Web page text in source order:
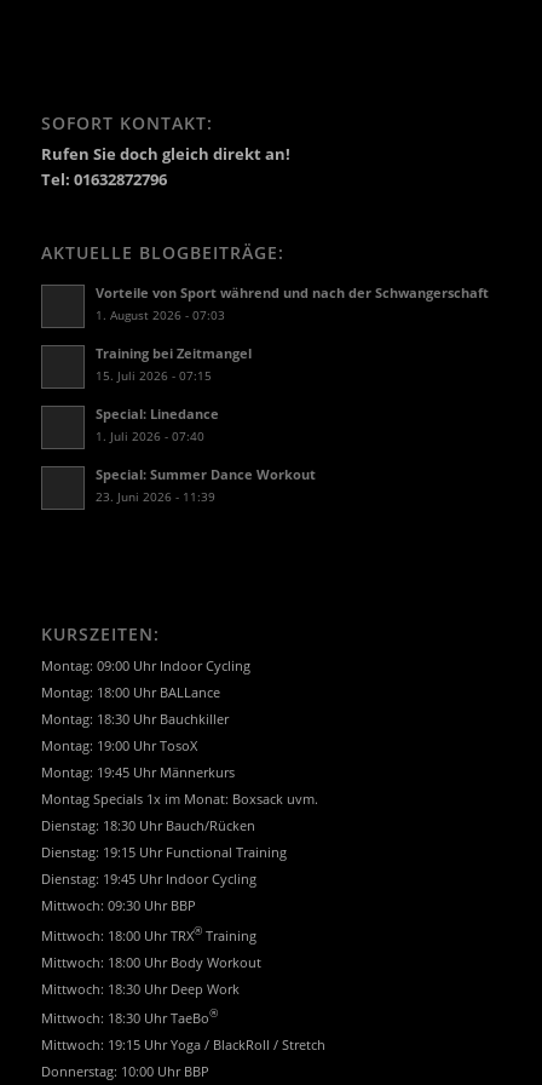
SOFORT KONTAKT:
Rufen Sie doch gleich direkt an!
Tel: 01632872796
AKTUELLE BLOGBEITRÄGE:
Vorteile von Sport während und nach der Schwangerschaft
1. August 2026 - 07:03
Training bei Zeitmangel
15. Juli 2026 - 07:15
Special: Linedance
1. Juli 2026 - 07:40
Special: Summer Dance Workout
23. Juni 2026 - 11:39
KURSZEITEN:
Montag: 09:00 Uhr Indoor Cycling
Montag: 18:00 Uhr BALLance
Montag: 18:30 Uhr Bauchkiller
Montag: 19:00 Uhr TosoX
Montag: 19:45 Uhr Männerkurs
Montag Specials 1x im Monat: Boxsack uvm.
Dienstag: 18:30 Uhr Bauch/Rücken
Dienstag: 19:15 Uhr Functional Training
Dienstag: 19:45 Uhr Indoor Cycling
Mittwoch: 09:30 Uhr BBP
Mittwoch: 18:00 Uhr TRX®Training
Mittwoch: 18:00 Uhr Body Workout
Mittwoch: 18:30 Uhr Deep Work
Mittwoch: 18:30 Uhr TaeBo®
Mittwoch: 19:15 Uhr Yoga / BlackRoll / Stretch
Donnerstag: 10:00 Uhr BBP